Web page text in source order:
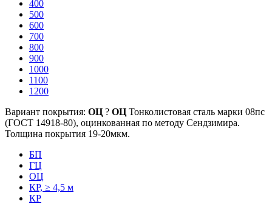
400
500
600
700
800
900
1000
1100
1200
Вариант покрытия: ОЦ ? ОЦ Тонколистовая сталь марки 08пс
(ГОСТ 14918-80), оцинкованная по методу Сендзимира.
Толщина покрытия 19-20мкм.
БП
ГЦ
ОЦ
КР, ≥ 4,5 м
КР